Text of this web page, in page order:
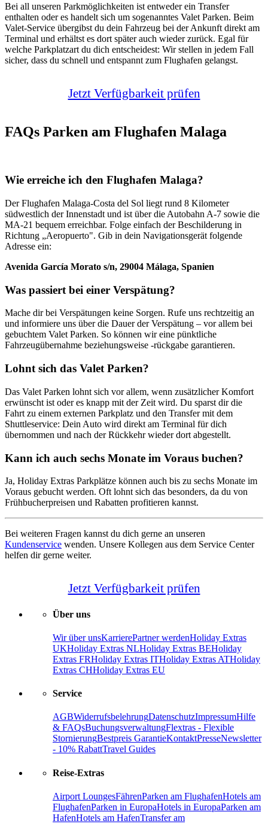
Bei all unseren Parkmöglichkeiten ist entweder ein Transfer
enthalten oder es handelt sich um sogenanntes Valet Parken. Beim
Valet-Service übergibst du dein Fahrzeug bei der Ankunft direkt am
Terminal und erhältst es dort später auch wieder zurück. Egal für
welche Parkplatzart du dich entscheidest: Wir stellen in jedem Fall
sicher, dass du schnell und entspannt zum Flughafen gelangst.
Jetzt Verfügbarkeit prüfen
FAQs Parken am Flughafen Malaga
Wie erreiche ich den Flughafen Malaga?
Der Flughafen Malaga-Costa del Sol liegt rund 8 Kilometer
südwestlich der Innenstadt und ist über die Autobahn A-7 sowie die
MA-21 bequem erreichbar. Folge einfach der Beschilderung in
Richtung „Aeropuerto". Gib in dein Navigationsgerät folgende
Adresse ein:
Avenida García Morato s/n, 29004 Málaga, Spanien
Was passiert bei einer Verspätung?
Mache dir bei Verspätungen keine Sorgen. Rufe uns rechtzeitig an
und informiere uns über die Dauer der Verspätung – vor allem bei
gebuchtem Valet Parken. So können wir eine pünktliche
Fahrzeugübernahme beziehungsweise -rückgabe garantieren.
Lohnt sich das Valet Parken?
Das Valet Parken lohnt sich vor allem, wenn zusätzlicher Komfort
erwünscht ist oder es knapp mit der Zeit wird. Du sparst dir die
Fahrt zu einem externen Parkplatz und den Transfer mit dem
Shuttleservice: Dein Auto wird direkt am Terminal für dich
übernommen und nach der Rückkehr wieder dort abgestellt.
Kann ich auch sechs Monate im Voraus buchen?
Ja, Holiday Extras Parkplätze können auch bis zu sechs Monate im
Voraus gebucht werden. Oft lohnt sich das besonders, da du von
Frühbucherpreisen und Rabatten profitieren kannst.
Bei weiteren Fragen kannst du dich gerne an unseren
Kundenservice wenden. Unsere Kollegen aus dem Service Center
helfen dir gerne weiter.
Jetzt Verfügbarkeit prüfen
Über uns
Wir über unsKarrierePartner werdenHoliday Extras
UKHoliday Extras NLHoliday Extras BEHoliday
Extras FRHoliday Extras ITHoliday Extras ATHoliday
Extras CHHoliday Extras EU
Service
AGBWiderrufsbelehrungDatenschutzImpressumHilfe
& FAQsBuchungsverwaltungFlextras - Flexible
StornierungBestpreis GarantieKontaktPresseNewsletter
- 10% RabattTravel Guides
Reise-Extras
Airport LoungesFährenParken am FlughafenHotels am
FlughafenParken in EuropaHotels in EuropaParken am
HafenHotels am HafenTransfer am